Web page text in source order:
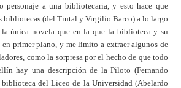
personaje a una bibliotecaria, y esto hace que
bibliotecas (del Tintal y Virgilio Barco) a lo largo
única novela que en la que la biblioteca y su
en primer plano, y me limito a extraer algunos de
como la sorpresa por el hecho de que todo
hay una descripción de la Piloto (Fernando
del Liceo de la Universidad (Abelardo